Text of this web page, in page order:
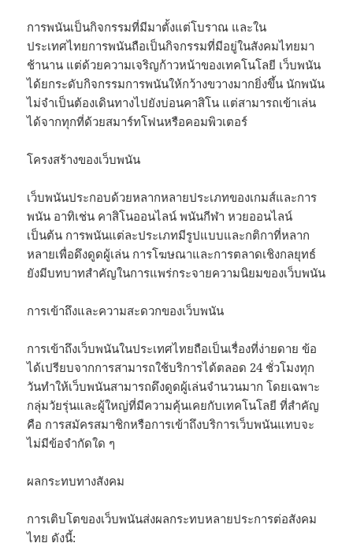
การพนันเป็นกิจกรรมที่มีมาตั้งแต่โบราณ และใน
ประเทศไทยการพนันถือเป็นกิจกรรมที่มีอยู่ในสังคมไทยมา
ช้านาน แต่ด้วยความเจริญก้าวหน้าของเทคโนโลยี เว็บพนัน
ได้ยกระดับกิจกรรมการพนันให้กว้างขวางมากยิ่งขึ้น นักพนัน
ไม่จำเป็นต้องเดินทางไปยังบ่อนคาสิโน แต่สามารถเข้าเล่น
ได้จากทุกที่ด้วยสมาร์ทโฟนหรือคอมพิวเตอร์
โครงสร้างของเว็บพนัน
เว็บพนันประกอบด้วยหลากหลายประเภทของเกมส์และการ
พนัน อาทิเช่น คาสิโนออนไลน์ พนันกีฬา หวยออนไลน์
เป็นต้น การพนันแต่ละประเภทมีรูปแบบและกติกาที่หลาก
หลายเพื่อดึงดูดผู้เล่น การโฆษณาและการตลาดเชิงกลยุทธ์
ยังมีบทบาทสำคัญในการแพร่กระจายความนิยมของเว็บพนัน
การเข้าถึงและความสะดวกของเว็บพนัน
การเข้าถึงเว็บพนันในประเทศไทยถือเป็นเรื่องที่ง่ายดาย ข้อ
ได้เปรียบจากการสามารถใช้บริการได้ตลอด 24 ชั่วโมงทุก
วันทำให้เว็บพนันสามารถดึงดูดผู้เล่นจำนวนมาก โดยเฉพาะ
กลุ่มวัยรุ่นและผู้ใหญ่ที่มีความคุ้นเคยกับเทคโนโลยี ที่สำคัญ
คือ การสมัครสมาชิกหรือการเข้าถึงบริการเว็บพนันแทบจะ
ไม่มีข้อจำกัดใด ๆ
ผลกระทบทางสังคม
การเติบโตของเว็บพนันส่งผลกระทบหลายประการต่อสังคม
ไทย ดังนี้: